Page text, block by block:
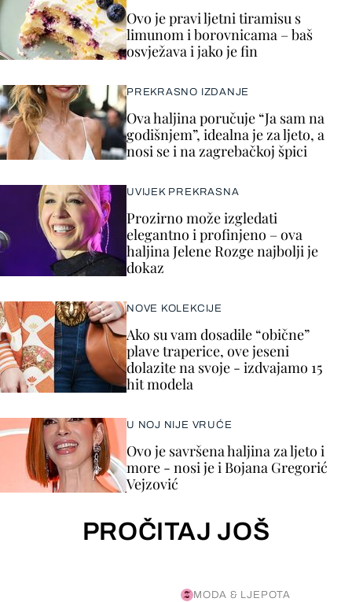
Ovo je pravi ljetni tiramisu s
limunom i borovnicama – baš
osvježava i jako je fin
PREKRASNO IZDANJE
Ova haljina poručuje “Ja sam na
godišnjem”, idealna je za ljeto, a
nosi se i na zagrebačkoj špici
UVIJEK PREKRASNA
Prozirno može izgledati
elegantno i profinjeno – ova
haljina Jelene Rozge najbolji je
dokaz
NOVE KOLEKCIJE
Ako su vam dosadile “obične”
plave traperice, ove jeseni
dolazite na svoje - izdvajamo 15
hit modela
U NOJ NIJE VRUĆE
Ovo je savršena haljina za ljeto i
more - nosi je i Bojana Gregorić
Vejzović
PROČITAJ JOŠ
MODA & LJEPOTA